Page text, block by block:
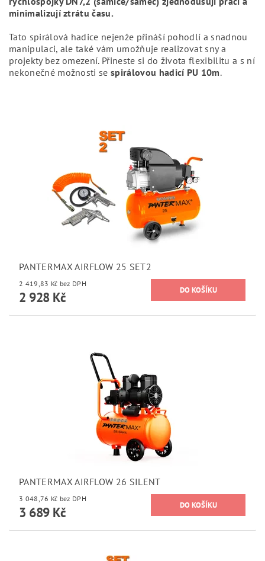
minimalizují ztrátu času.
Tato spirálová hadice nejenže přináší pohodlí a snadnou
manipulaci, ale také vám umožňuje realizovat sny a
projekty bez omezení. Přineste si do života flexibilitu a s ní
nekonečné možnosti sespirálovou hadicí PU 10m.
PANTERMAX AIRFLOW 25 SET2
2 419,83 Kč bez DPH
2 928 Kč
PANTERMAX AIRFLOW 26 SILENT
3 048,76 Kč bez DPH
3 689 Kč